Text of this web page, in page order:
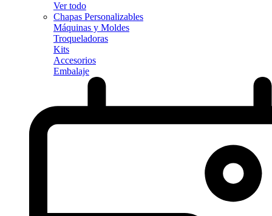
Ver todo
Chapas Personalizables
Máquinas y Moldes
Troqueladoras
Kits
Accesorios
Embalaje